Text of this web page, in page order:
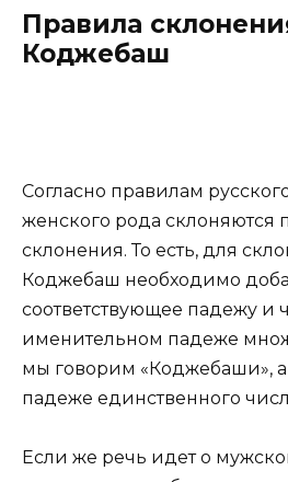
Правила
Коджебаш
Согласно правилам
женского рода склоняются
склонения. То есть, для
Коджебаш необходимо
соответствующее падежу и
именительном падеже
мы говорим «Коджебаши»,
падеже единственного
Если же речь идет о